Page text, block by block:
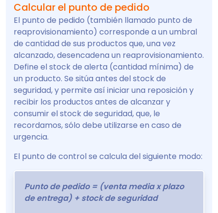
Calcular el punto de pedido
El punto de pedido (también llamado punto de
reaprovisionamiento) corresponde a un umbral
de cantidad de sus productos que, una vez
alcanzado, desencadena un reaprovisionamiento.
Define el stock de alerta (cantidad mínima) de
un producto. Se sitúa antes del stock de
seguridad, y permite así iniciar una reposición y
recibir los productos antes de alcanzar y
consumir el stock de seguridad, que, le
recordamos, sólo debe utilizarse en caso de
urgencia.
El punto de control se calcula del siguiente modo:
Punto de pedido = (venta media x plazo
de entrega) + stock de seguridad